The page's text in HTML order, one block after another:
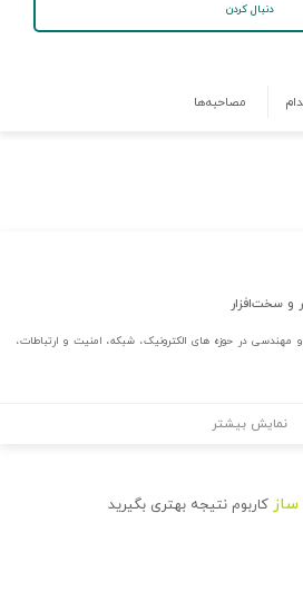
دنبال کردن
مصاحبه‌ها
و سخت‌افزار
فنی و مهندسی در حوزه های الکترونیک، شبکه، امنیت و ارتباطات،
نمایش بیشتر
ساز کاربوم نتیجه بهتری بگیرید